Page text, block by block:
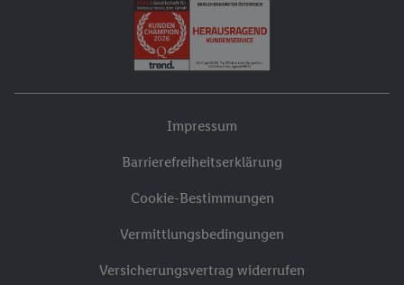
Impressum
Barrierefreiheitserklärung
Cookie-Bestimmungen
Vermittlungsbedingungen
Versicherungsvertrag widerrufen